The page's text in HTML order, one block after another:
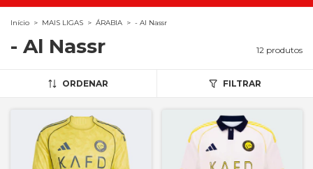
Início > MAIS LIGAS > ÁRABIA > - Al Nassr
- Al Nassr 12 produtos
ORDENAR FILTRAR